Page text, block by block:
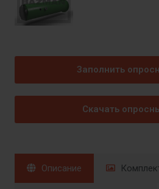
Заполнить
Скачать
Описание